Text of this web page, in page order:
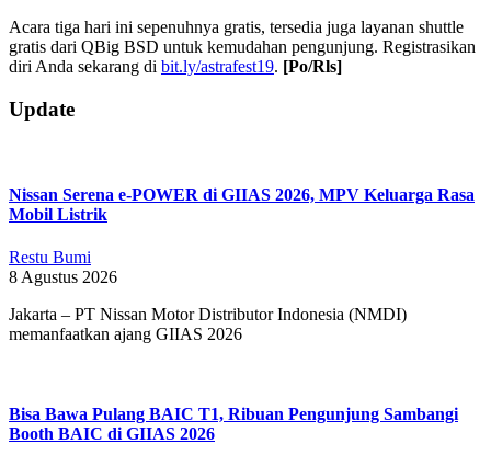
Acara tiga hari ini sepenuhnya gratis, tersedia juga layanan shuttle
gratis dari QBig BSD untuk kemudahan pengunjung. Registrasikan
diri Anda sekarang di bit.ly/astrafest19. [Po/Rls]
2019-
11-
Update
Nissan Serena e-POWER di GIIAS 2026, MPV Keluarga Rasa
Mobil Listrik
Restu Bumi
8 Agustus 2026
Jakarta – PT Nissan Motor Distributor Indonesia (NMDI)
memanfaatkan ajang GIIAS 2026
Bisa Bawa Pulang BAIC T1, Ribuan Pengunjung Sambangi
Booth BAIC di GIIAS 2026